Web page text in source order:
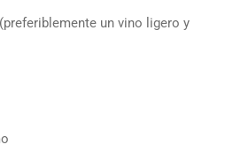
un vino ligero y